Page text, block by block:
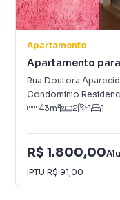
Apartamento
Apartamento
Rua Doutora
Condominio
43m² 2 1 1
R$ 1.800,00
IPTU R$ 91,00